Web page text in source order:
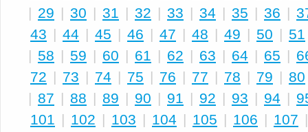
| 29 | 30 | 31 | 32 | 33 | 34 | 35 | 36 |
43 | 44 | 45 | 46 | 47 | 48 | 49 | 50 | 51
| 58 | 59 | 60 | 61 | 62 | 63 | 64 | 65 |
72 | 73 | 74 | 75 | 76 | 77 | 78 | 79 | 80
| 87 | 88 | 89 | 90 | 91 | 92 | 93 | 94 |
101 | 102 | 103 | 104 | 105 | 106 | 107